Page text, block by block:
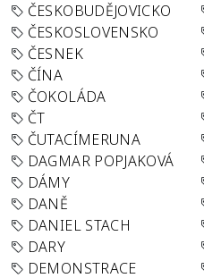
ČESKOBUDĚJOVICKO
ČESKOSLOVENSKO
ČESNEK
ČÍNA
ČOKOLÁDA
ČT
ČUTACÍMERUNA
DAGMAR POPJAKOVÁ
DÁMY
DANĚ
DANIEL STACH
DARY
DEMONSTRACE